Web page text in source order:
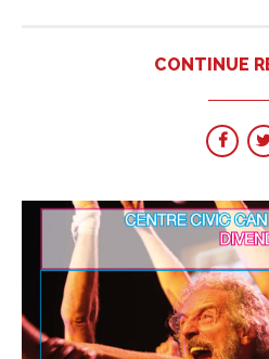
CONTINUE